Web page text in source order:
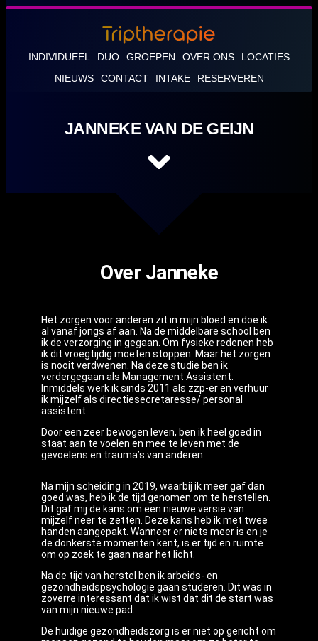
INDIVIDUEEL DUO GROEPEN OVER ONS
LOCATIES
NIEUWS
CONTACT INTAKE RESERVEREN
JANNEKE VAN DE GEIJN
Over Janneke
Het zorgen voor anderen zit in mijn bloed en doe ik
al vanaf jongs af aan. Na de middelbare school ben
ik de verzorging in gegaan. Om fysieke redenen heb
ik dit vroegtijdig moeten stoppen. Maar het zorgen
is nooit verdwenen. Na deze studie ben ik
verdergegaan als Management Assistent.
Inmiddels werk ik sinds 2011 als zzp-er en verhuur
ik mijzelf als directiesecretaresse/ personal
assistent.
Door een zeer bewogen leven, ben ik heel goed in
staat aan te voelen en mee te leven met de
gevoelens en trauma’s van anderen.
Na mijn scheiding in 2019, waarbij ik meer gaf dan
goed was, heb ik de tijd genomen om te herstellen.
Dit gaf mij de kans om een nieuwe versie van
mijzelf neer te zetten. Deze kans heb ik met twee
handen aangepakt. Wanneer er niets meer is en je
de donkerste momenten kent, is er tijd en ruimte
om op zoek te gaan naar het licht.
Na de tijd van herstel ben ik arbeids- en
gezondheidspsychologie gaan studeren. Dit was in
zoverre interessant dat ik wist dat dit de start was
van mijn nieuwe pad.
De huidige gezondheidszorg is er niet op gericht om